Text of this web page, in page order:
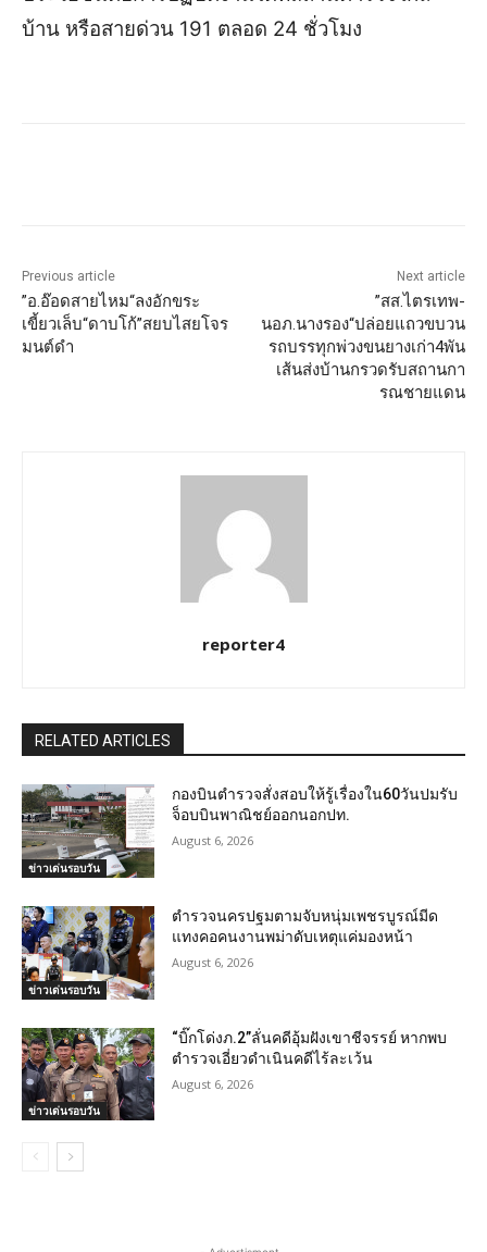
บ้าน หรือสายด่วน 191 ตลอด 24 ชั่วโมง
Previous article
”อ.อ๊อดสายไหม“ลงอักขระ
เขี้ยวเล็บ“ดาบโก้”สยบไสยโจร
มนต์ดำ
Next article
”สส.ไตรเทพ-
นอภ.นางรอง“ปล่อยแถวขบวน
รถบรรทุกพ่วงขนยางเก่า4พัน
เส้นส่งบ้านกรวดรับสถานกา
รณชายแดน
reporter4
RELATED ARTICLES
ข่าวเด่นรอบวัน
กองบินตำรวจสั่งสอบให้รู้เรื่องใน60วันปมรับ
จ็อบบินพาณิชย์ออกนอกปท.
August 6, 2026
ข่าวเด่นรอบวัน
ตำรวจนครปฐมตามจับหนุ่มเพชรบูรณ์มีด
แทงคอคนงานพม่าดับเหตุแค่มองหน้า
August 6, 2026
ข่าวเด่นรอบวัน
“บิ๊กโด่งภ.2”ลั่นคดีอุ้มฝังเขาชีจรรย์ หากพบ
ตำรวจเอี่ยวดำเนินคดีไร้ละเว้น
August 6, 2026